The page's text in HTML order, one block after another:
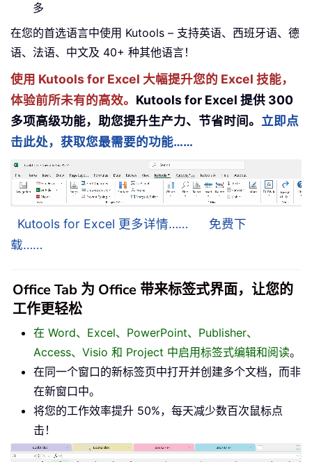
多
在您的首选语言中使用 Kutools – 支持英语、西班牙语、德
语、法语、中文及 40+ 种其他语言！
使用 Kutools for Excel 大幅提升您的 Excel 技能，
体验前所未有的高效。 Kutools for Excel 提供 300
多项高级功能，助您提升生产力、节省时间。 立即点
击此处，获取您最需要的功能……
Kutools for Excel 更多详情……
免费下
载……
Office Tab 为 Office 带来标签式界面，让您的
工作更轻松
在 Word、Excel、PowerPoint、Publisher、
Access、Visio 和 Project 中启用标签式编辑和阅读。
在同一个窗口的新标签页中打开并创建多个文档，而非
在新窗口中。
将您的工作效率提升 50%，每天减少数百次鼠标点
击！